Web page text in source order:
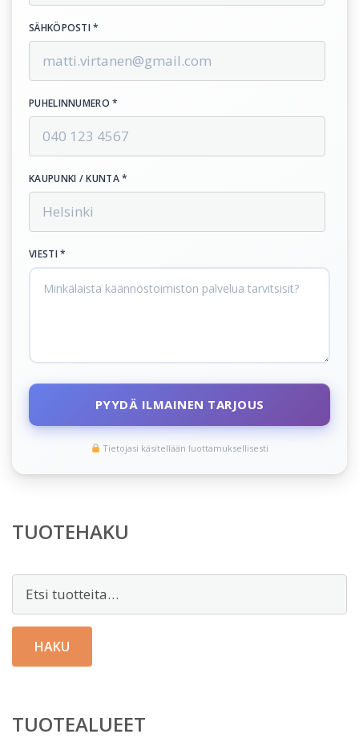
SÄHKÖPOSTI *
PUHELINNUMERO *
KAUPUNKI / KUNTA *
VIESTI *
PYYDÄ ILMAINEN TARJOUS
Tietojasi käsitellään luottamuksellisesti
TUOTEHAKU
Etsi:
HAKU
TUOTEALUEET